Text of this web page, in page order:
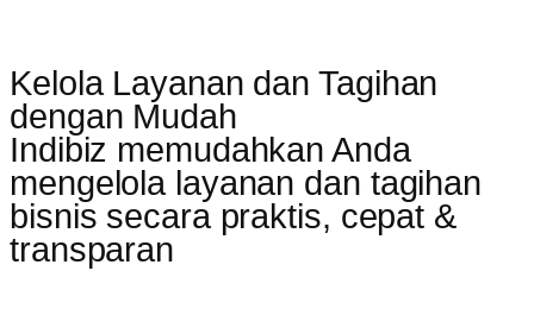
Kelola Layanan dan Tagihan
dengan Mudah
Indibiz memudahkan Anda
mengelola layanan dan tagihan
bisnis secara praktis, cepat &
transparan